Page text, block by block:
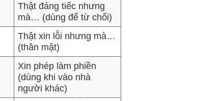
Thật đáng tiếc nhưng
mà… (dùng để từ chối)
Thật xin lỗi nhưng mà…
(thân mật)
Xin phép làm phiền
(dùng khi vào nhà
người khác)